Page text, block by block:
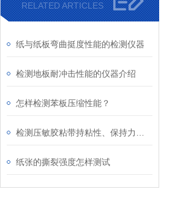
RELATED ARTICLES
纸与纸板弯曲挺度性能的检测仪器
检测地板耐冲击性能的仪器介绍
怎样检测苯板压缩性能？
纸张的撕裂强度怎样测试